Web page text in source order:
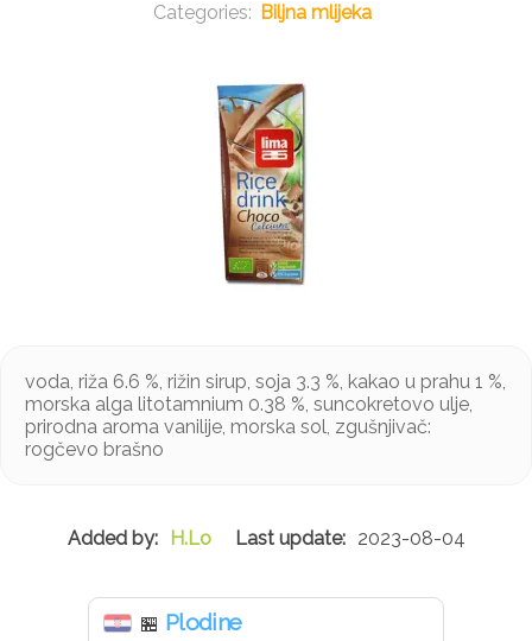
Biljna mlijeka
voda, riža 6.6 %, rižin sirup, soja 3.3 %, kakao u prahu 1 %,
morska alga litotamnium 0.38 %, suncokretovo ulje,
prirodna aroma vanilije, morska sol, zgušnjivač:
rogčevo brašno
H.Lo 2023-08-04
🏪 Plodine